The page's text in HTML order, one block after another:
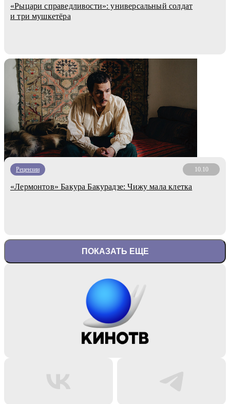
«Рыцари справедливости»: универсальный солдат
и три мушкетёра
Рецензии 10.10
«Лермонтов» Бакура Бакурадзе: Чижу мала клетка
ПОКАЗАТЬ ЕЩЕ